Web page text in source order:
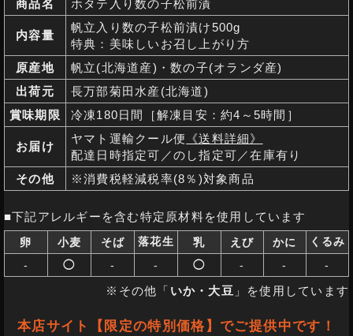
商品名 ホタテ入り数の子松前漬
内容量
帆立入り数の子松前漬け500g
特典：美味しいお召し上がり方
原産地
帆立(北海道産)・数の子(オランダ産)
出荷元
長万部菊田水産(北海道)
賞味期限
冷凍180日間［解凍目安：約4～5時間］
お届け
ヤマト運輸クール便 《送料詳細》
配達日時指定可／のし指定可／在庫有り
その他
※消費税軽減税率(8％)対象商品
■下記アレルギーを含む特定原材料を使用しています
卵 小麦 そば 落花生 乳 えび かに
くるみ
-
◯ - - ◯ - - -
※その他「 いか・大豆 」を使用しています
本店サイト【限定の特別価格】でご提供中です！